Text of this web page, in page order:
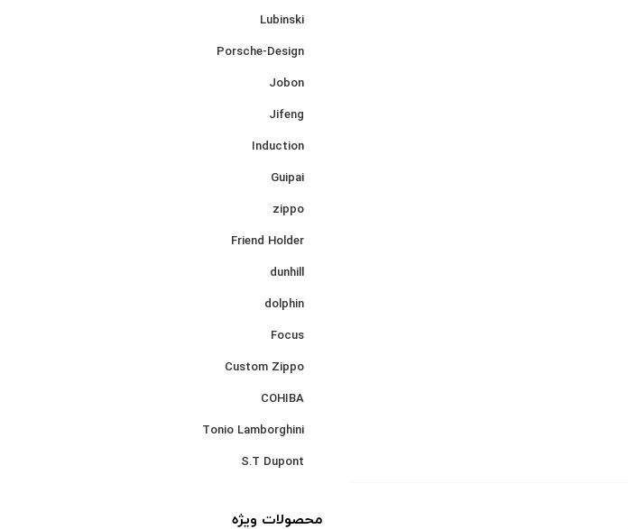
Lubinski
Porsche-Design
Jobon
Jifeng
Induction
Guipai
zippo
Friend Holder
dunhill
dolphin
Focus
Custom Zippo
COHIBA
Tonio Lamborghini
S.T Dupont
محصولات ویژه